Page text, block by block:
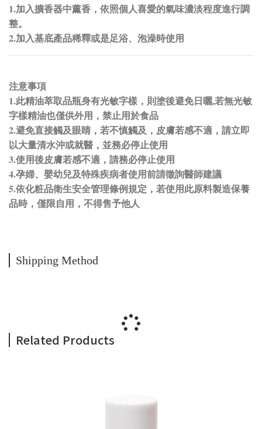
1.加入擴香器中薰香，依照個人喜愛的氣味濃淡程度進行調
整。
2.加入基底產品稀釋或是足浴、泡澡時使用
注意事項
1.此精油萃取品瓶身有光敏字樣，則塗後避免日曬,若無光敏
字樣精油也僅供外用，禁止用於食品
2.避免直接觸及眼睛，若不慎觸及，皮膚若感不適，請立即
以大量清水沖或就醫，並務必停止使用
3.使用後皮膚若感不適，請務必停止使用
4.孕婦、嬰幼兒及特殊疾病者使用前請徵詢醫師建議
5.依化粧品衛生安全管理條例規定，若使用此原料製造保養
品時，僅限自用，不得售予他人
Shipping Method
Related Products